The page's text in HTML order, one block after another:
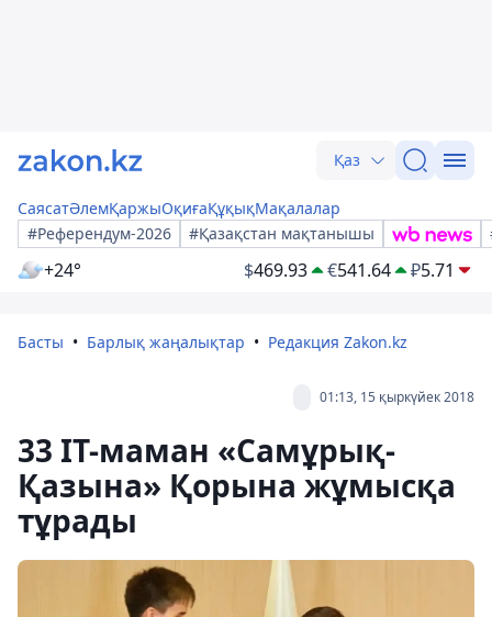
Қаз
СаясатӘлемҚаржыОқиғаҚұқықМақалалар
#Референдум-2026
#Қазақстан мақтанышы
+24° $469.93 €541.64 ₽5.71
Басты Барлық жаңалықтар Редакция Zakon.kz
01:13, 15 қыркүйек 2018
33 IT-маман «Самұрық-
Қазына» Қорына жұмысқа
тұрады